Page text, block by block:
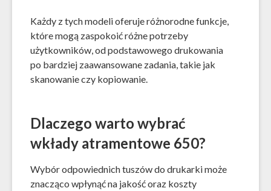
Każdy z tych modeli oferuje różnorodne funkcje,
które mogą zaspokoić różne potrzeby
użytkowników, od podstawowego drukowania
po bardziej zaawansowane zadania, takie jak
skanowanie czy kopiowanie.
Dlaczego warto wybrać
wkłady atramentowe 650?
Wybór odpowiednich tuszów do drukarki może
znacząco wpłynąć na jakość oraz koszty